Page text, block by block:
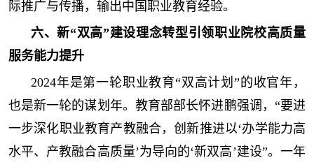
际推广与传播，输出中国职业教育经验。
六、新“双高”建设理念转型引领职业院校高质量
服务能力提升
2024年是第一轮职业教育“双高计划”的收官年，
也是新一轮的谋划年。教育部部长怀进鹏强调，“要进
一步深化职业教育产教融合，创新推进以‘办学能力高
水平、产教融合高质量’为导向的‘新双高’建设”。一年